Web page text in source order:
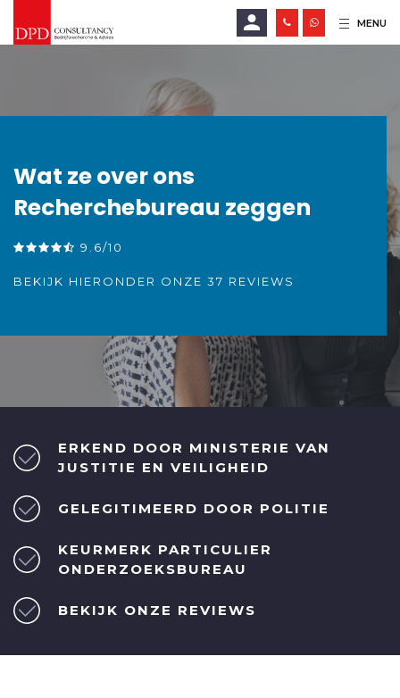
MENU
E-mailadres
Wachtwoord
LOGIN
Wat ze over ons
Recherchebureau zeggen
9.6/10
BEKIJK HIERONDER ONZE 37 REVIEWS
ERKEND DOOR MINISTERIE VAN
JUSTITIE EN VEILIGHEID
GELEGITIMEERD DOOR POLITIE
KEURMERK PARTICULIER
ONDERZOEKSBUREAU
BEKIJK ONZE REVIEWS